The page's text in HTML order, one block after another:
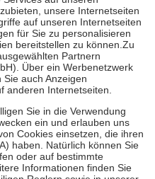
für Online-Apotheken.
beträgt die
sowie zehn Euro je
für ihre eigene Gesundheit zu
der Familie zu unterstützen,
vollendeten 18. Lebensjahr
Früherkennung, die von der